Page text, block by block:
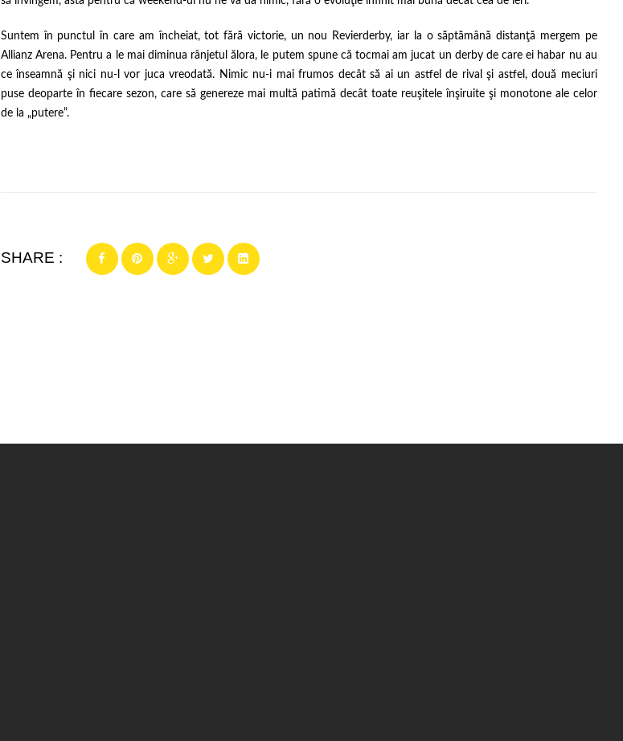
Suntem în punctul în care am încheiat, tot fără victorie, un nou Revierderby, iar la o săptămână distanţă mergem pe
Allianz Arena. Pentru a le mai diminua rânjetul ălora, le putem spune că tocmai am jucat un derby de care ei habar nu au
ce înseamnă şi nici nu-l vor juca vreodată. Nimic nu-i mai frumos decât să ai un astfel de rival şi astfel, două meciuri
puse deoparte în fiecare sezon, care să genereze mai multă patimă decât toate reuşitele înşiruite şi monotone ale celor
de la „putere”.
SHARE :